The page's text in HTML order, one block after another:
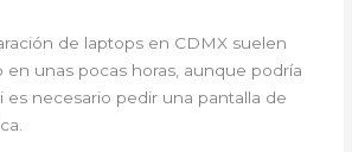
de laptops en CDMX suelen
en unas pocas horas, aunque podría
es necesario pedir una pantalla de